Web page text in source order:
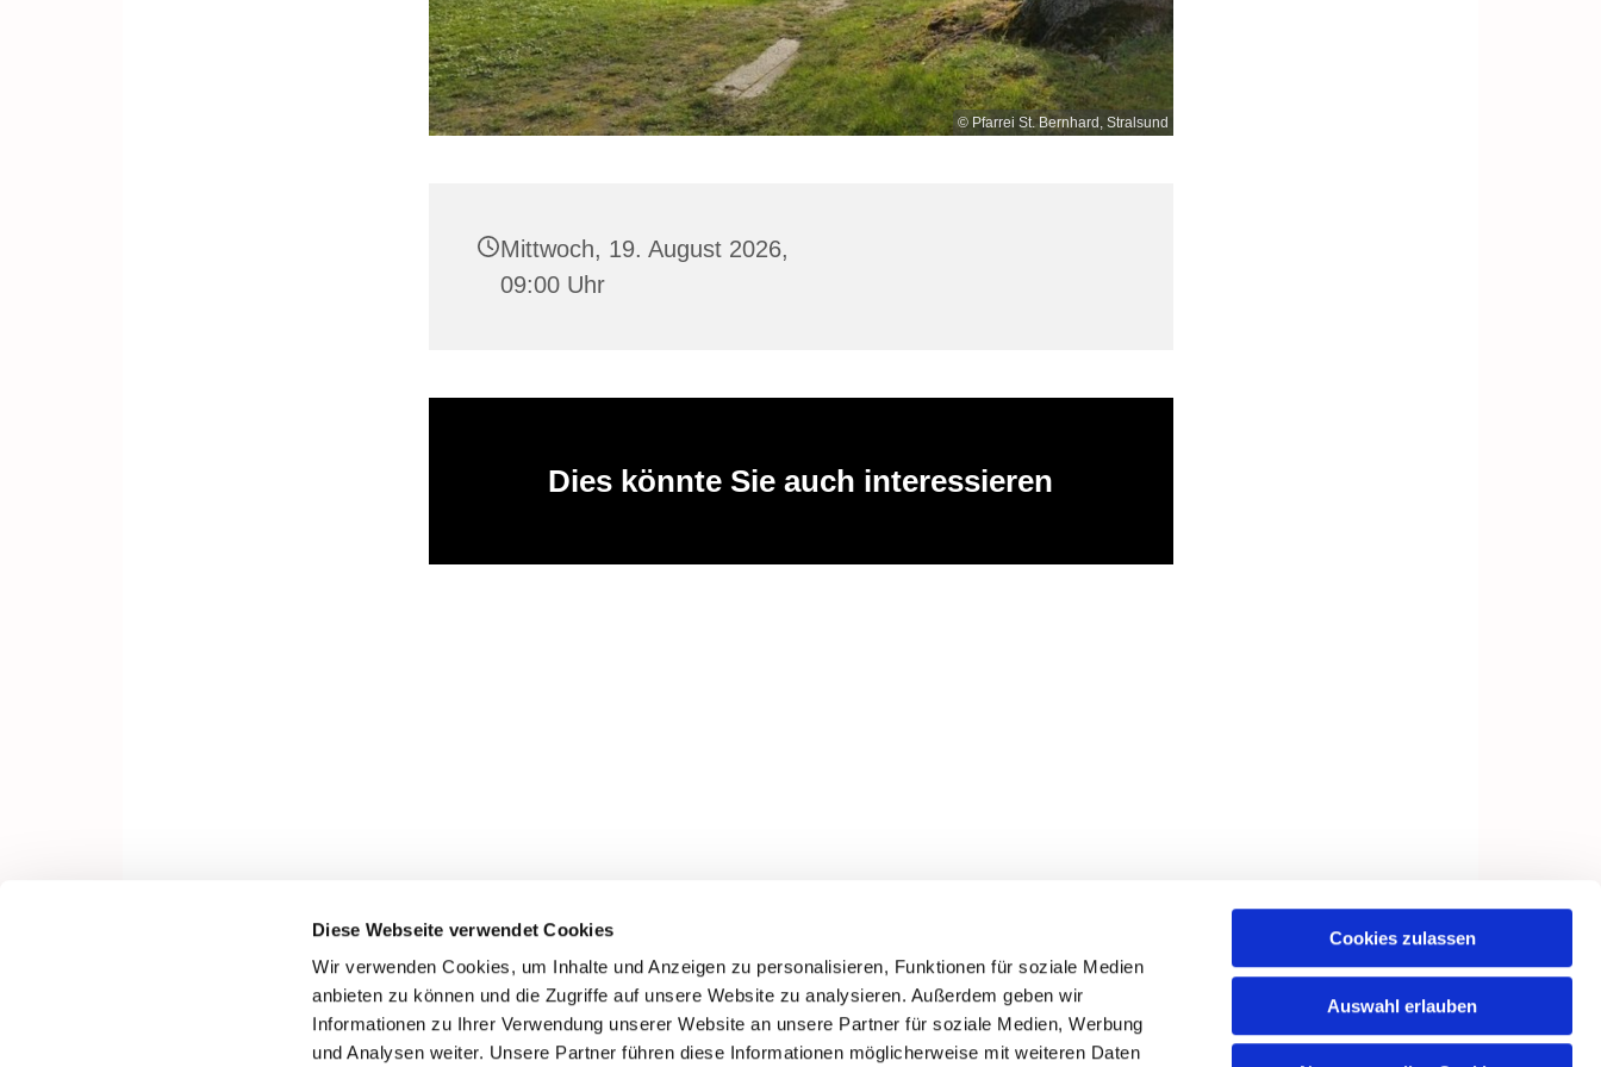
Diese Webseite verwendet Cookies
Wir verwenden Cookies, um Inhalte und Anzeigen zu personalisieren, Funktionen für soziale Medien
anbieten zu können und die Zugriffe auf unsere Website zu analysieren. Außerdem geben wir
Informationen zu Ihrer Verwendung unserer Website an unsere Partner für soziale Medien, Werbung
und Analysen weiter. Unsere Partner führen diese Informationen möglicherweise mit weiteren Daten
Cookies zulassen
Auswahl erlauben
© Pfarrei St. Bernhard, Stralsund
Mittwoch, 19. August 2026,
09:00 Uhr
Dies könnte Sie auch interessieren